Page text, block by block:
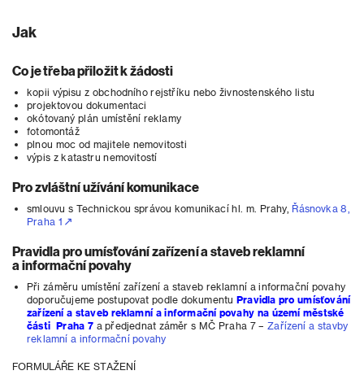
Jak
Co je třeba přiložit k žádosti
kopii výpisu z obchodního rejstříku nebo živnostenského listu
projektovou dokumentaci
okótovaný plán umístění reklamy
fotomontáž
plnou moc od majitele nemovitosti
výpis z katastru nemovitostí
Pro zvláštní užívání komunikace
smlouvu s Technickou správou komunikací hl. m. Prahy, Řásnovka 8,
Praha 1
Pravidla pro umísťování zařízení a staveb reklamní
a informační povahy
Při záměru umístění zařízení a staveb reklamní a informační povahy
doporučujeme postupovat podle dokumentu Pravidla pro umísťování
zařízení a staveb reklamní a informační povahy na území městské
části Praha 7a předjednat záměr s MČ Praha 7 –Zařízení a stavby
reklamní a informační povahy
FORMULÁŘE KE STAŽENÍ